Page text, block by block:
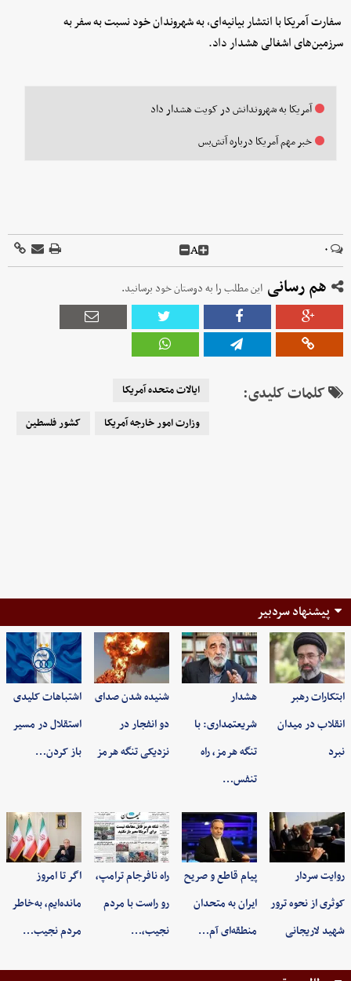
سفارت آمریکا با انتشار بیانیه‌ای، به شهروندان خود نسبت به سفر به
سرزمین‌های اشغالی هشدار داد.
آمریکا به شهروندانش در کویت هشدار داد
خبر مهم آمریکا درباره آتش‌بس
۰ A
هم رسانی این مطلب را به دوستان خود برسانید.
کلمات کلیدی:
ایالات متحده آمریکا
وزارت امور خارجه آمریکا
کشور فلسطین
پیشنهاد سردبیر
ابتکارات رهبر
انقلاب در میدان
نبرد
هشدار
شریعتمداری: با
تنگه هرمز، راه
تنفس…
شنیده شدن صدای
دو انفجار در
نزدیکی تنگه هرمز
اشتباهات کلیدی
استقلال در مسیر
باز کردن…
روایت سردار
کوثری از نحوه ترور
شهید لاریجانی
پیام قاطع و صریح
ایران به متحدان
منطقه‌ای آم…
راه نافرجام ترامپ،
رو راست با مردم
نجیب،…
اگر تا امروز
مانده‌ایم، به‌خاطر
مردم نجیب…